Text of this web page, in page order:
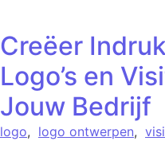
Creëer
Logo’s en
Jouw Bedrijf
logo, logo ontwerpen,